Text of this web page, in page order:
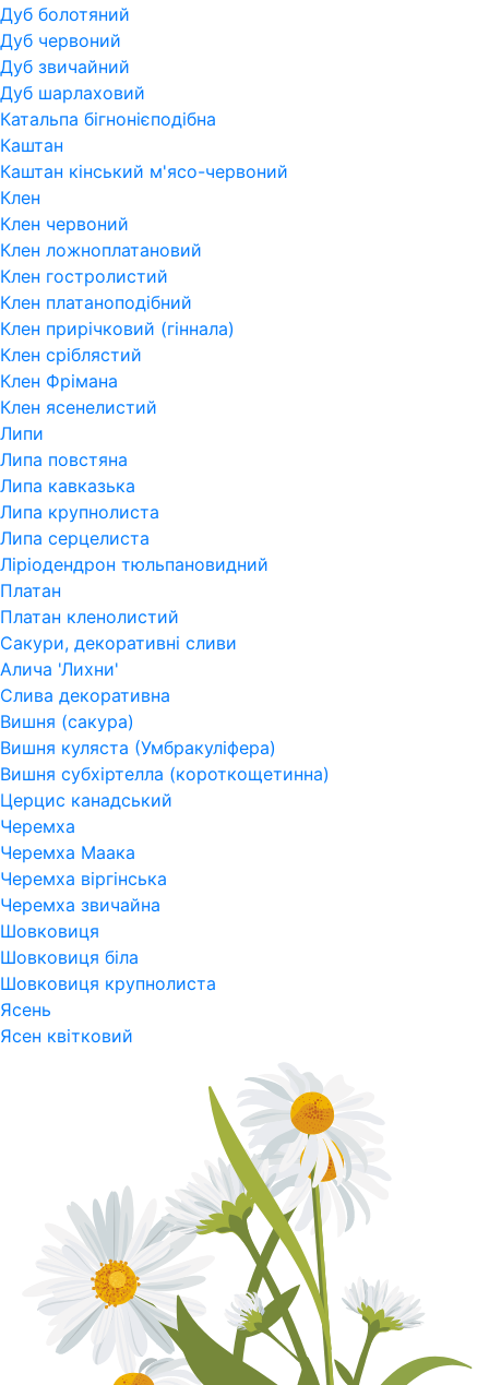
Дуб болотяний
Дуб червоний
Дуб звичайний
Дуб шарлаховий
Катальпа бігнонієподібна
Каштан
Каштан кінський м'ясо-червоний
Клен
Клен червоний
Клен ложноплатановий
Клен гостролистий
Клен платаноподібний
Клен прирічковий (гіннала)
Клен сріблястий
Клен Фрімана
Клен ясенелистий
Липи
Липа повстяна
Липа кавказька
Липа крупнолиста
Липа серцелиста
Ліріодендрон тюльпановидний
Платан
Платан кленолистий
Сакури, декоративні сливи
Алича 'Лихни'
Слива декоративна
Вишня (сакура)
Вишня куляста (Умбракуліфера)
Вишня субхіртелла (короткощетинна)
Церцис канадський
Черемха
Черемха Маака
Черемха віргінська
Черемха звичайна
Шовковиця
Шовковиця біла
Шовковиця крупнолиста
Ясень
Ясен квітковий